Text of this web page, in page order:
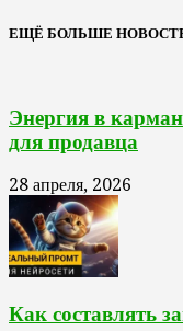
ЕЩЁ БОЛЬШЕ
Энергия в
для продавца
28 апреля, 2026
Как составлять